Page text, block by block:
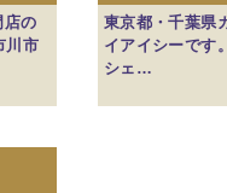
店の
川市
東京都・千葉県
イアイシーです
シェ…